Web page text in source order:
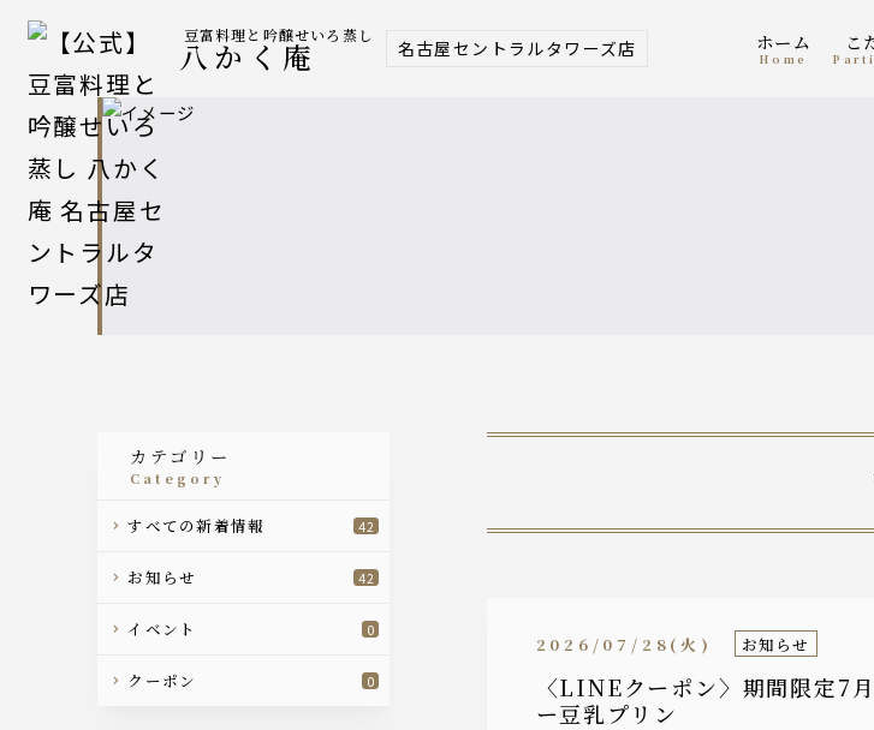
豆富料理と吟醸せいろ蒸し
八かく庵 名古屋セントラルタワーズ店 ホーム
home
〈LINEクーポン〉期間限定7
ー豆乳プリン
2026/07/28(火) お知らせ
カテゴリー
category
すべての新着情報 42
お知らせ 42
イベント 0
クーポン 0